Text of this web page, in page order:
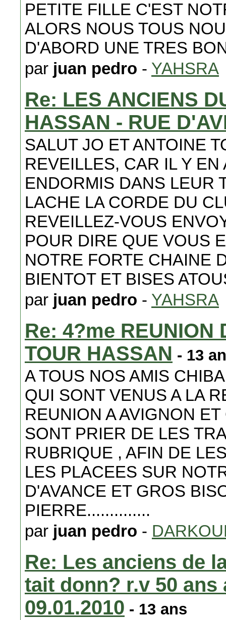
PETITE FILLE C'EST
ALORS NOUS TOUS
D'ABORD UNE TRES
par juan pedro - YAHSRA
Re: LES ANCIENS
HASSAN - RUE
SALUT JO ET ANTOINE
REVEILLES, CAR IL Y
ENDORMIS DANS LEUR
LACHE LA CORDE DU
REVEILLEZ-VOUS
POUR DIRE QUE VOUS
NOTRE FORTE CHAINE
BIENTOT ET BISES
par juan pedro - YAHSRA
Re: 4?me REUNION
TOUR HASSAN - 13
A TOUS NOS AMIS
QUI SONT VENUS A LA
REUNION A AVIGNON
SONT PRIER DE LES
RUBRIQUE , AFIN DE
LES PLACEES SUR
D'AVANCE ET GROS
PIERRE..............
par juan pedro -
Re: Les anciens de
tait donn? r.v 50
09.01.2010 - 13 ans